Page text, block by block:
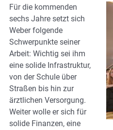
Für die kommenden
sechs Jahre setzt sich
Weber folgende
Schwerpunkte seiner
Arbeit: Wichtig sei ihm
eine solide Infrastruktur,
von der Schule über
Straßen bis hin zur
ärztlichen Versorgung.
Weiter wolle er sich für
solide Finanzen, eine